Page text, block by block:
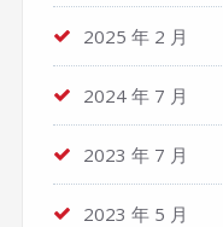
2025 年 2 月
2024 年 7 月
2023 年 7 月
2023 年 5 月